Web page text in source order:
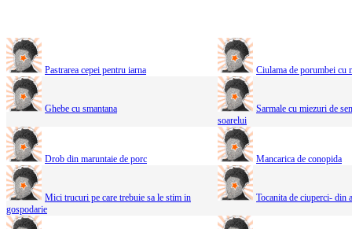
Pastrarea cepei pentru iarna Ciulama de porumbei cu
Ghebe cu smantana
Sarmale cu miezuri de
soarelui
Drob din maruntaie de porc Mancarica de conopida
Mici trucuri pe care trebuie sa le stim in
gospodarie
Tocanita de ciuperci- din